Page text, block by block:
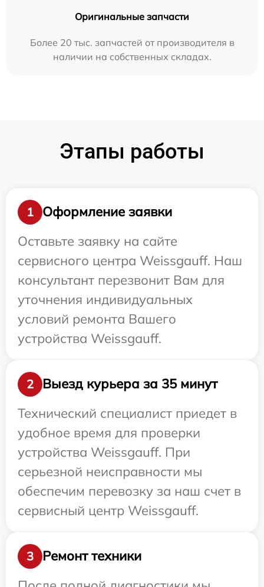
Оригинальные запчасти
Более 20 тыс. запчастей от производителя в
наличии на собственных складах.
Этапы работы
1
Оформление заявки
Оставьте заявку на сайте
сервисного центра Weissgauff. Наш
консультант перезвонит Вам для
уточнения индивидуальных
условий ремонта Вашего
устройства Weissgauff.
2
Выезд курьера за 35 минут
Технический специалист приедет в
удобное время для проверки
устройства Weissgauff. При
серьезной неисправности мы
обеспечим перевозку за наш счет в
сервисный центр Weissgauff.
3
Ремонт техники